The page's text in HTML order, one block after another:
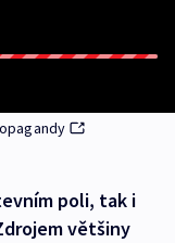
poli, tak i
většiny